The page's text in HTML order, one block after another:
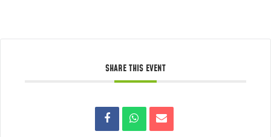
SHARE THIS EVENT